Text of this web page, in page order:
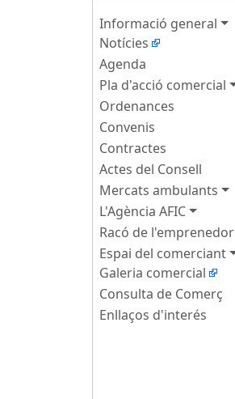
Informació general
Notícies
Agenda
Pla d'acció comercial
Ordenances
Convenis
Contractes
Actes del Consell
Mercats ambulants
L'Agència AFIC
Racó de l'emprenedor
Espai del comerciant
Galeria comercial
Consulta de Comerç
Enllaços d'interés